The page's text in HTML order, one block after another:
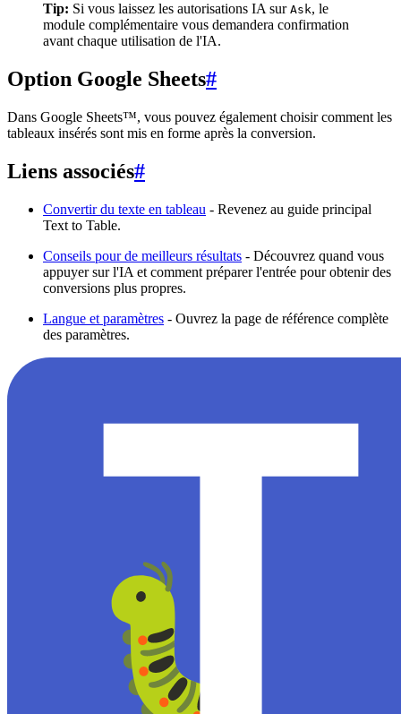
Tip: Si vous laissez les autorisations IA sur Ask, le
module complémentaire vous demandera confirmation
avant chaque utilisation de l'IA.
Option Google Sheets#
Dans Google Sheets™, vous pouvez également choisir comment les
tableaux insérés sont mis en forme après la conversion.
Liens associés#
Convertir du texte en tableau - Revenez au guide principal
Text to Table.
Conseils pour de meilleurs résultats - Découvrez quand vous
appuyer sur l'IA et comment préparer l'entrée pour obtenir des
conversions plus propres.
Langue et paramètres - Ouvrez la page de référence complète
des paramètres.